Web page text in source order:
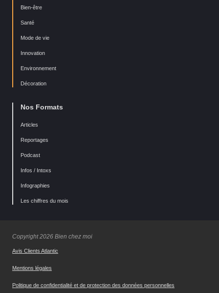
Bien-être
Santé
Mode de vie
Innovation
Environnement
Décoration
Nos Formats
Articles
Reportages
Podcast
Infos / Intoxs
Infographies
Les chiffres du mois
Copyright 2026 Bien chez moi
Avis Clients Atlantic
Mentions légales
Politique de confidentialité et de protection des données personnelles